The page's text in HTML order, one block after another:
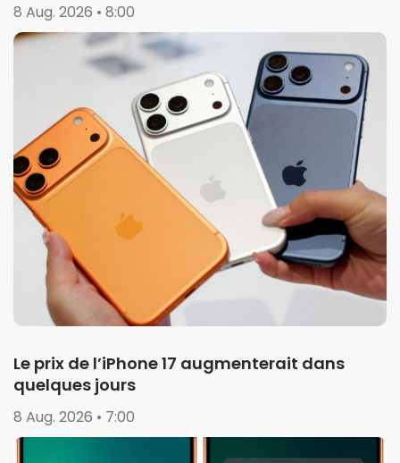
8 Aug. 2026 • 8:00
Le prix de l’iPhone 17 augmenterait dans
quelques jours
8 Aug. 2026 • 7:00